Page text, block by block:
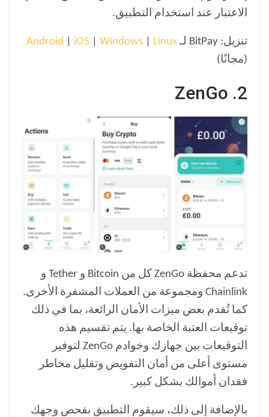
الاعتبار عند استخدام التطبيق.
تنزيل: BitPay لـ Android iOS Windows
Linux
(مجانًا)
2. ZenGo
تدعم محفظة ZenGo كل من Bitcoin و Tether و
Chainlink ومجموعة من العملات المشفرة الأخرى.
كما تُقدم بعض ميزات الأمان الرائعة، بما في ذلك
توقيعات العتبة الخاصة بها. يتم تقسيم هذه
التوقيعات بين جهازك وخوادم ZenGo لتوفير
مستوى أعلى من أمان التفويض وتقليل مخاطر
فقدان أموالك بشكل كبير.
بالإضافة إلى ذلك، سيقوم التطبيق بفحص وجهك